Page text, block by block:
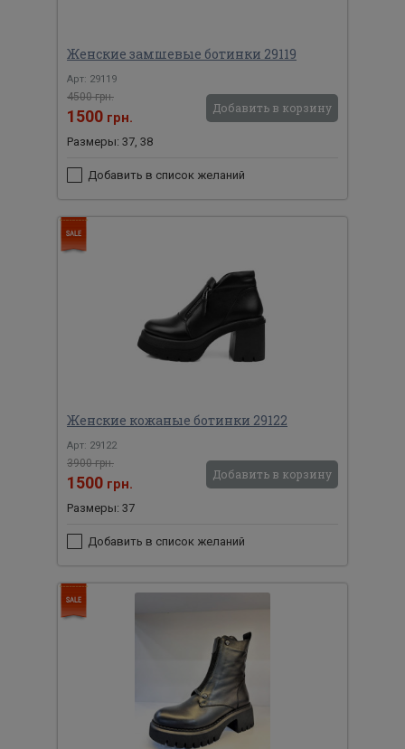
Женские замшевые ботинки 29119
Арт: 29119
4500 грн.
1500 грн.
Добавить в корзину
Размеры: 37, 38
Добавить в список желаний
Женские кожаные ботинки 29122
Арт: 29122
3900 грн.
1500 грн.
Добавить в корзину
Размеры: 37
Добавить в список желаний